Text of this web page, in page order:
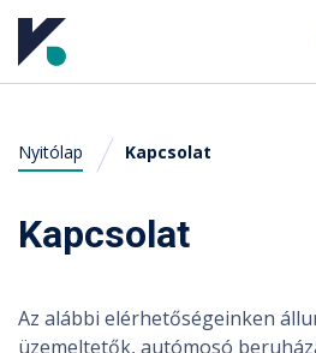
A Kvaliwash
Termékek
English Angol
Nyitólap Kapcsolat
Kapcsolat
Az alábbi elérhetőségeinken
üzemeltetők, autómosó